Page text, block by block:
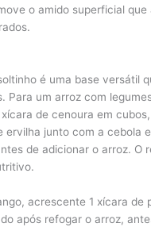
o amido superficial que
é uma base versátil
Para um arroz com
de cenoura em
junto com a cebola
de adicionar o arroz. O
acrescente 1 xícara de
após refogar o arroz,